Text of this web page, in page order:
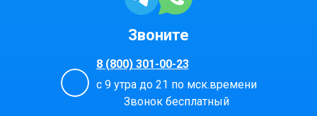
Звоните
8 (800) 301-00-23
с 9 утра до 21 по мск.времени
Звонок бесплатный